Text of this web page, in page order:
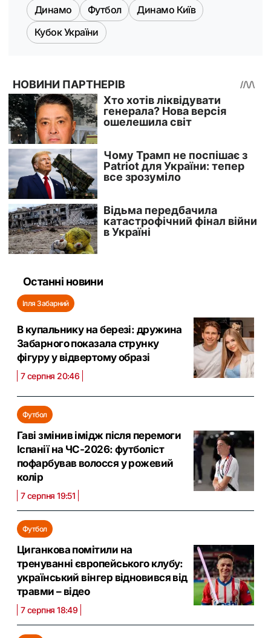
Динамо Футбол
Динамо Київ
Кубок України
Останні новини
Ілля Забарний
В купальнику на березі: дружина
Забарного показала струнку
фігуру у відвертому образі
7 серпня 20:46
Футбол
Гаві змінив імідж після перемоги
Іспанії на ЧС-2026: футболіст
пофарбував волосся у рожевий
колір
7 серпня 19:51
Футбол
Циганкова помітили на
тренуванні європейського клубу:
український вінгер відновився від
травми – відео
7 серпня 18:49